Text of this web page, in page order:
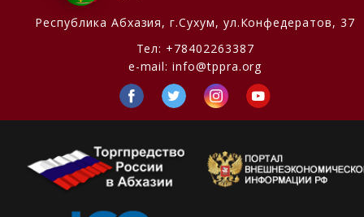
Республика Абхазия, г.Сухум, ул.Конфедератов, 37
Тел: +78402263387
e-mail:info@tppra.org